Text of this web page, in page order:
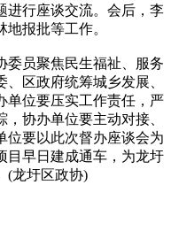
进行座谈交流。会后，李
报批等工作。
员聚焦民生福祉、服务
区政府统筹城乡发展、
单位要压实工作责任，严
协办单位要主动对接、
位要以此次督办座谈会为
目早日建成通车，为龙圩
(龙圩区政协)